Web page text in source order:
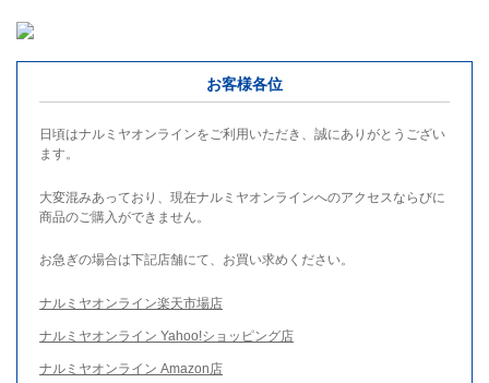
お客様各位
日頃はナルミヤオンラインをご利用いただき、誠にありがとうござい
ます。
大変混みあっており、現在ナルミヤオンラインへのアクセスならびに
商品のご購入ができません。
お急ぎの場合は下記店舗にて、お買い求めください。
ナルミヤオンライン楽天市場店
ナルミヤオンライン Yahoo!ショッピング店
ナルミヤオンライン Amazon店